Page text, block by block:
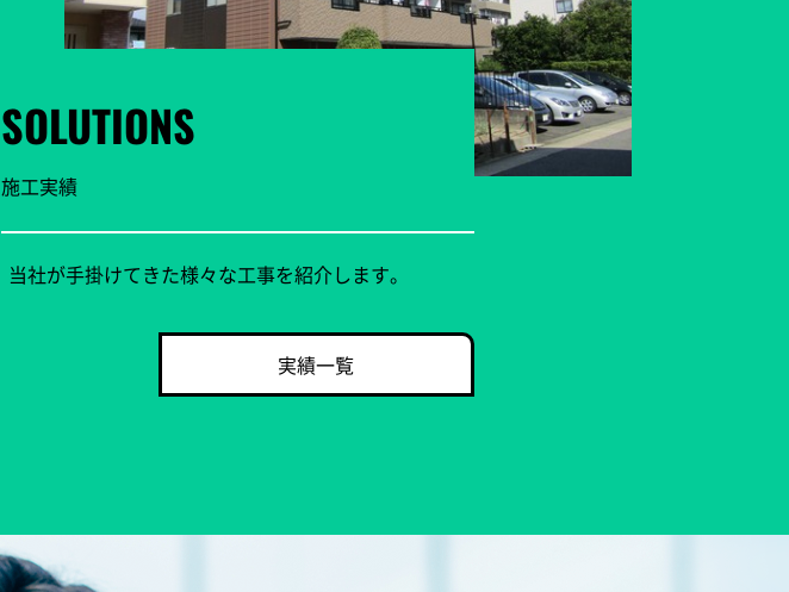
SOLUTIONS
施工実績
当社が手掛けてきた様々な工事を紹介します。
実績一覧